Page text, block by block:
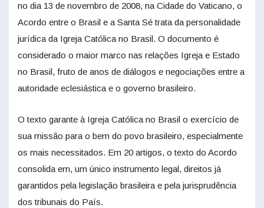
no dia 13 de novembro de 2008, na Cidade do Vaticano, o
Acordo entre o Brasil e a Santa Sé trata da personalidade
jurídica da Igreja Católica no Brasil. O documento é
considerado o maior marco nas relações Igreja e Estado
no Brasil, fruto de anos de diálogos e negociações entre a
autoridade eclesiástica e o governo brasileiro.
O texto garante à Igreja Católica no Brasil o exercício de
sua missão para o bem do povo brasileiro, especialmente
os mais necessitados. Em 20 artigos, o texto do Acordo
consolida em, um único instrumento legal, direitos já
garantidos pela legislação brasileira e pela jurisprudência
dos tribunais do País.